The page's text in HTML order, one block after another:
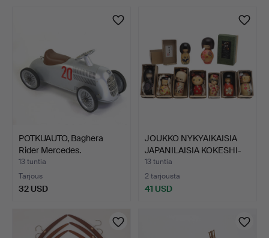
POTKUAUTO, Baghera
Rider Mercedes.
13 tuntia
Tarjous
32 USD
JOUKKO NYKYAIKAISIA
JAPANILAISIA KOKESHI-
P…
13 tuntia
2 tarjousta
41 USD